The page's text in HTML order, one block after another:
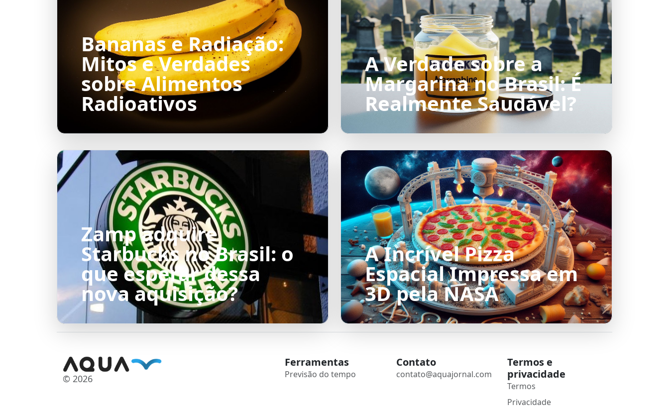
Bananas e Radiação:
Mitos e Verdades
sobre Alimentos
Radioativos
A Verdade sobre a
Margarina no Brasil: É
Realmente Saudável?
Zamp adquire
Starbucks no Brasil: o
que esperar dessa
nova aquisição?
A Incrível Pizza
Espacial Impressa em
3D pela NASA
© 2026
Ferramentas
Previsão do tempo
Contato
contato@aquajornal.com
Termos e
privacidade
Termos
Privacidade